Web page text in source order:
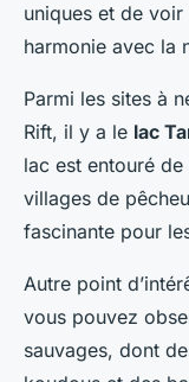
uniques et de
harmonie avec la
Parmi les sites à
Rift, il y a le lac
lac est entouré
villages de
fascinante pour
Autre point
vous pouvez
sauvages, dont